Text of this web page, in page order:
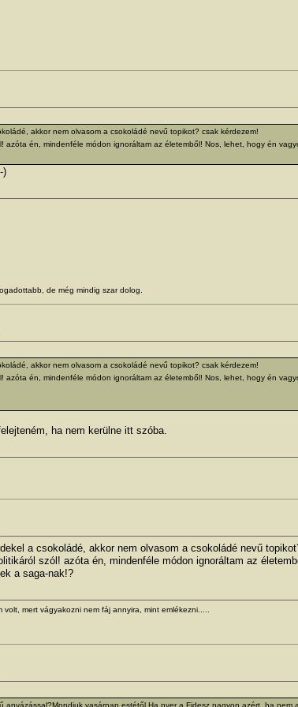
akkor nem olvasom a csokoládé nevű topikot? csak kérdezem!
azóta én, mindenféle módon ignoráltam az életemből! Nos, lehet, hogy én
)
de még mindig szar dolog.
akkor nem olvasom a csokoládé nevű topikot? csak kérdezem!
azóta én, mindenféle módon ignoráltam az életemből! Nos, lehet, hogy én
ha nem kerülne itt szóba.
a csokoládé, akkor nem olvasom a csokoládé nevű
szól! azóta én, mindenféle módon ignoráltam az
a saga-nak!?
mert vágyakozni nem fáj annyira, mint emlékezni.....
vasárnap estétől.Ha nyer a Fidesz nagyon azért, ha nem